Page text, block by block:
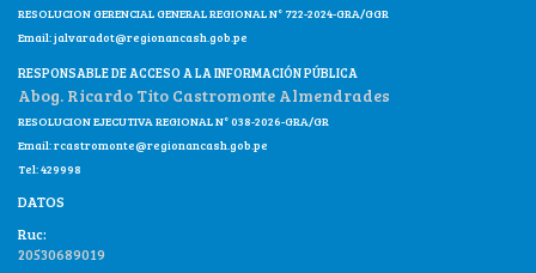
RESOLUCION GERENCIAL GENERAL REGIONAL N° 722-2024-GRA/GGR
Email:jalvaradot@regionancash.gob.pe
RESPONSABLE DE ACCESO A LA INFORMACIÓN PÚBLICA
Abog. Ricardo Tito Castromonte Almendrades
RESOLUCION EJECUTIVA REGIONAL N° 038-2026-GRA/GR
Email:rcastromonte@regionancash.gob.pe
Tel: 429998
DATOS
Ruc:
20530689019